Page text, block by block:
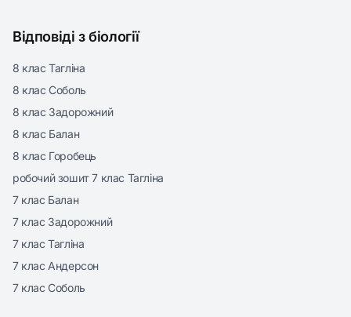
Відповіді з біології
8 клас Тагліна
8 клас Соболь
8 клас Задорожний
8 клас Балан
8 клас Горобець
робочий зошит 7 клас Тагліна
7 клас Балан
7 клас Задорожний
7 клас Тагліна
7 клас Андерсон
7 клас Соболь